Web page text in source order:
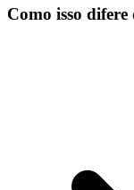
Como isso